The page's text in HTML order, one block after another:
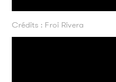
Crédits : Froi Rivera